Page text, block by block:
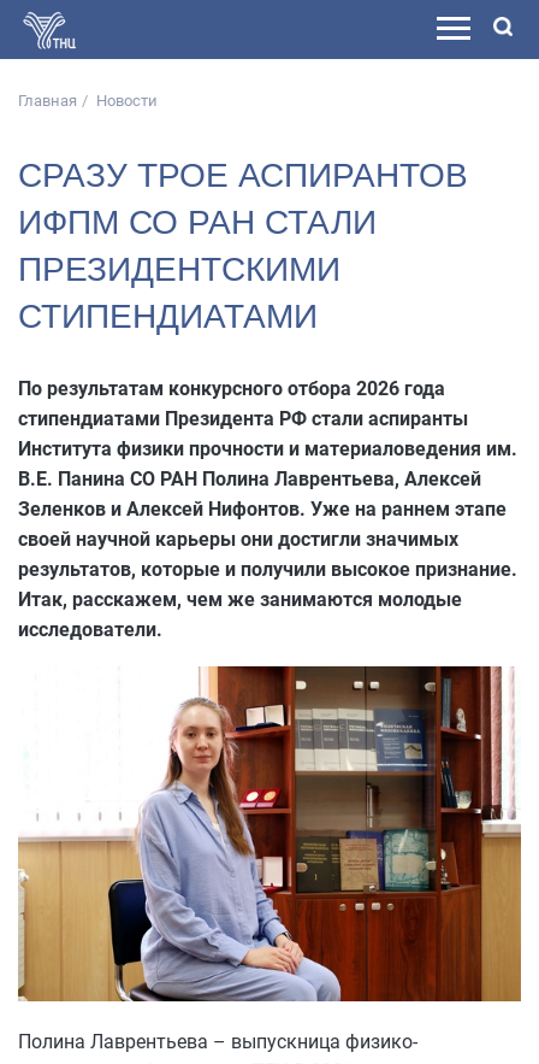
Главная Новости
СРАЗУ ТРОЕ АСПИРАНТОВ
ИФПМ СО РАН СТАЛИ
ПРЕЗИДЕНТСКИМИ
СТИПЕНДИАТАМИ
По результатам конкурсного отбора 2026 года
стипендиатами Президента РФ стали аспиранты
Института физики прочности и материаловедения им.
В.Е. Панина СО РАН Полина Лаврентьева, Алексей
Зеленков и Алексей Нифонтов. Уже на раннем этапе
своей научной карьеры они достигли значимых
результатов, которые и получили высокое признание.
Итак, расскажем, чем же занимаются молодые
исследователи.
Полина Лаврентьева – выпускница физико-